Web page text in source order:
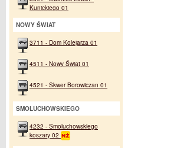
Kunickiego 01
NOWY ŚWIAT
3711 - Dom Kolejarza 01
4511 - Nowy Świat 01
4521 - Skwer Borowiczan 01
SMOLUCHOWSKIEGO
4232 - Smoluchowskiego
koszary 02